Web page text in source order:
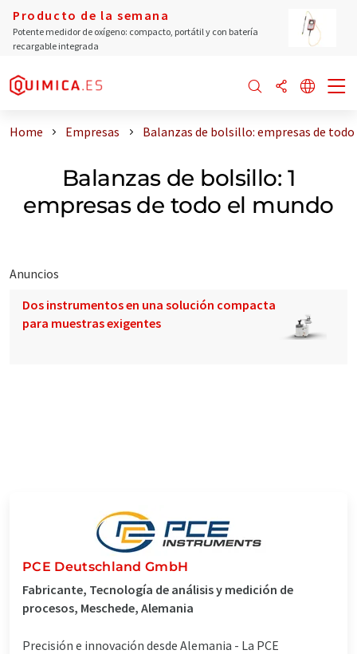
Producto de la semana
Potente medidor de oxígeno: compacto, portátil y con batería
recargable integrada
Home Empresas Balanzas de bolsillo: empresas de
Balanzas de bolsillo: 1
empresas de todo el mundo
Anuncios
Dos instrumentos en una solución compacta
para muestras exigentes
PCE Deutschland GmbH
Fabricante, Tecnología de análisis y medición de
procesos, Meschede, Alemania
Precisión e innovación desde Alemania - La PCE